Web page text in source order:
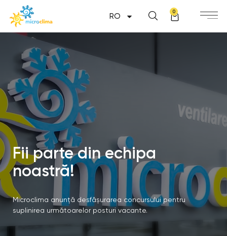
RO
0
Fii parte din echipa
noastră!
Microclima anunță desfășurarea concursului pentru
suplinirea următoarelor posturi vacante.